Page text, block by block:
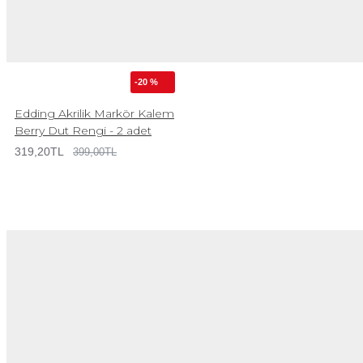
-20 %
Edding Akrilik Markör Kalem
Berry Dut Rengi - 2 adet
319,20TL 399,00TL